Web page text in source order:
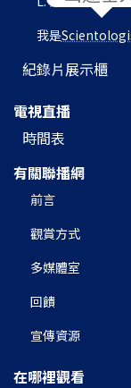
我是
紀錄片展示櫃
電視直播
時間表
有關聯播網
前言
觀賞方式
多媒體室
回饋
宣傳資源
在哪裡觀看